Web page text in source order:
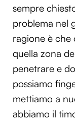
sempre
problema nel
ragione è
quella zona
penetrare e
possiamo
mettiamo a
abbiamo il